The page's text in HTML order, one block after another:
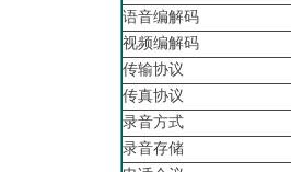
语音编解码
视频编解码
传输协议
传真协议
录音方式
录音存储